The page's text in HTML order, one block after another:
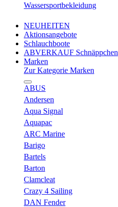
Wassersportbekleidung
NEUHEITEN
Aktionsangebote
Schlauchboote
ABVERKAUF Schnäppchen
Marken
Zur Kategorie Marken
ABUS
Andersen
Aqua Signal
Aquapac
ARC Marine
Barigo
Bartels
Barton
Clamcleat
Crazy 4 Sailing
DAN Fender